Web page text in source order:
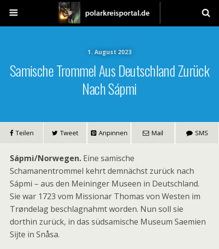
1. August 2023
Samische Trommel Aus Deutschland Zurück
Nach Sápmi
Teilen Tweet Anpinnen Mail SMS
Sápmi/Norwegen. Eine samische
Schamanentrommel kehrt demnächst zurück nach
Sápmi – aus den Meininger Museen in Deutschland.
Sie war 1723 vom Missionar Thomas von Westen im
Trøndelag beschlagnahmt worden. Nun soll sie
dorthin zurück, in das südsamische Museum Saemien
Sijte in Snåsa.